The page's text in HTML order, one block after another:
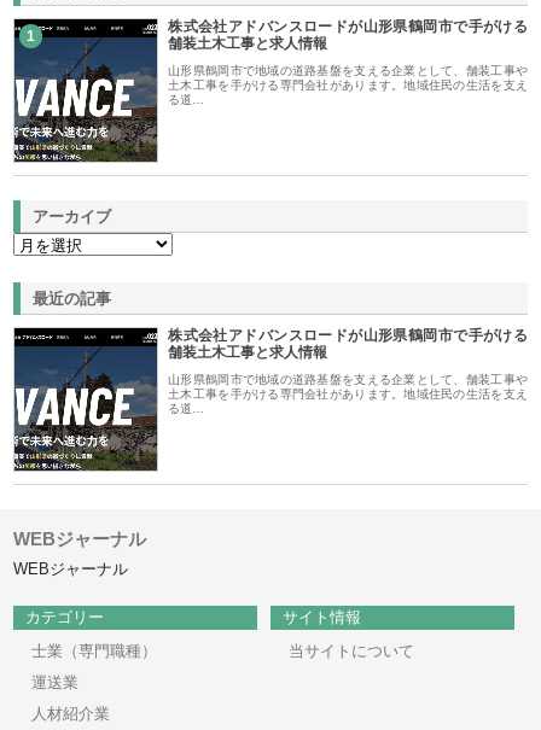
1
株式会社アドバンスロードが山形県鶴岡市で手がける
舗装土木工事と求人情報
山形県鶴岡市で地域の道路基盤を支える企業として、舗装工事や
土木工事を手がける専門会社があります。地域住民の生活を支え
る道…
アーカイブ
最近の記事
株式会社アドバンスロードが山形県鶴岡市で手がける
舗装土木工事と求人情報
山形県鶴岡市で地域の道路基盤を支える企業として、舗装工事や
土木工事を手がける専門会社があります。地域住民の生活を支え
る道…
WEBジャーナル
WEBジャーナル
カテゴリー
士業（専門職種）
運送業
人材紹介業
サイト情報
当サイトについて